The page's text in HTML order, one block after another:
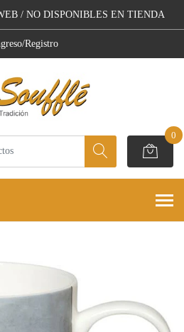
/ NO DISPONIBLES EN TIENDA
Registro
0